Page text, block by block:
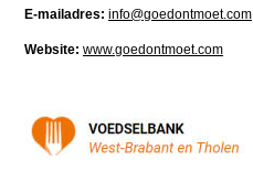
E-mailadres: info@goedontmoet.com
Website: www.goedontmoet.com